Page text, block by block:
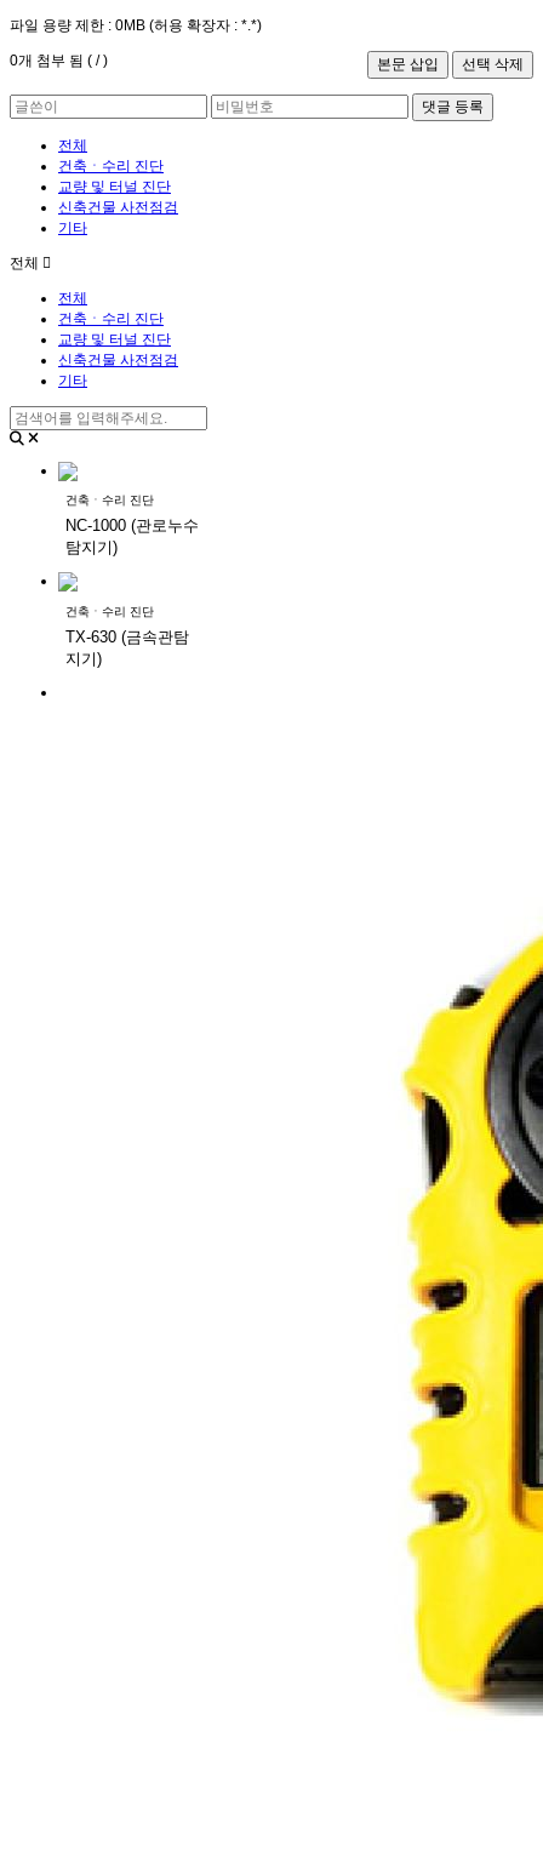
파일 용량 제한 : 0MB (허용 확장자 : *.*)
0개 첨부 됨 ( /)
댓글 등록
전체
건축ㆍ수리 진단
교량 및 터널 진단
신축건물 사전점검
기타
전체
전체
건축ㆍ수리 진단
교량 및 터널 진단
신축건물 사전점검
기타
건축ㆍ수리 진단
NC-1000 (관로누수
탐지기)
건축ㆍ수리 진단
TX-630 (금속관탐
지기)